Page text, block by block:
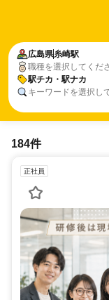
広島県糸崎駅
職種を選択してくだ
駅チカ・駅ナカ
キーワードを選択し
184件
正社員